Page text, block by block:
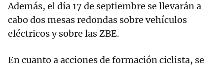
Además, el día 17 de septiembre se llevarán a
cabo dos mesas redondas sobre vehículos
eléctricos y sobre las ZBE.
En cuanto a acciones de formación ciclista, se